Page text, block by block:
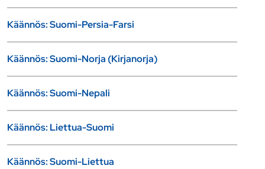
Käännös: Suomi-Persia-Farsi
Käännös: Suomi-Norja (Kirjanorja)
Käännös: Suomi-Nepali
Käännös: Liettua-Suomi
Käännös: Suomi-Liettua